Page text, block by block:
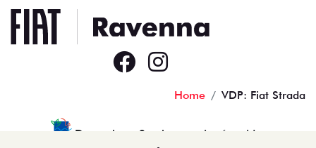
Home VDP: Fiat Strada
Desacelere. Seu bem maior é a vida.